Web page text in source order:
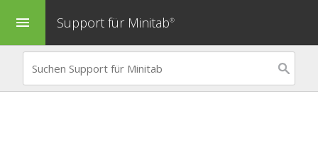
menu Support für Minitab®